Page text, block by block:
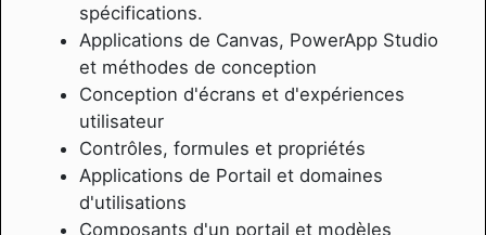
spécifications.
Applications de Canvas, PowerApp Studio
et méthodes de conception
Conception d'écrans et d'expériences
utilisateur
Contrôles, formules et propriétés
Applications de Portail et domaines
d'utilisations
Composants d'un portail et modèles